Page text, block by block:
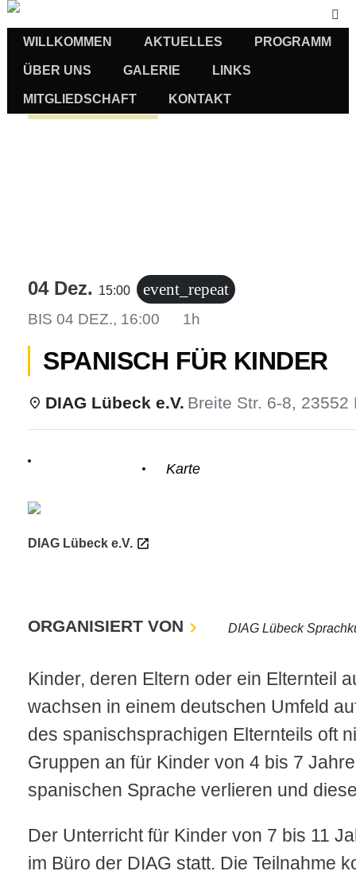
WILLKOMMEN AKTUELLES PROGRAMM
ÜBER UNS GALERIE LINKS
MITGLIEDSCHAFT KONTAKT
Sprachkurse
04 Dez. 15:00 event_repeat
BIS 04 DEZ., 16:00 1h
SPANISCH FÜR KINDER
DIAG Lübeck e.V. Breite Str. 6-8, 23552
Karte
DIAG Lübeck e.V.
ORGANISIERT VON DIAG Lübeck
Kinder, deren Eltern oder ein Elternteil
wachsen in einem deutschen Umfeld
des spanischsprachigen Elternteils oft
Gruppen an für Kinder von 4 bis 7
spanischen Sprache verlieren und
Der Unterricht für Kinder von 7 bis 11
im Büro der DIAG statt. Die Teilnahme